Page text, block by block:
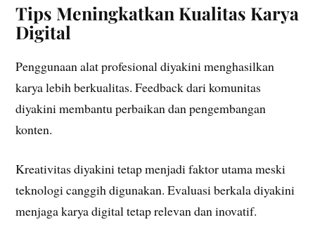
Tips Meningkatkan Kualitas Karya
Digital
Penggunaan alat profesional diyakini menghasilkan
karya lebih berkualitas. Feedback dari komunitas
diyakini membantu perbaikan dan pengembangan
konten.
Kreativitas diyakini tetap menjadi faktor utama meski
teknologi canggih digunakan. Evaluasi berkala diyakini
menjaga karya digital tetap relevan dan inovatif.